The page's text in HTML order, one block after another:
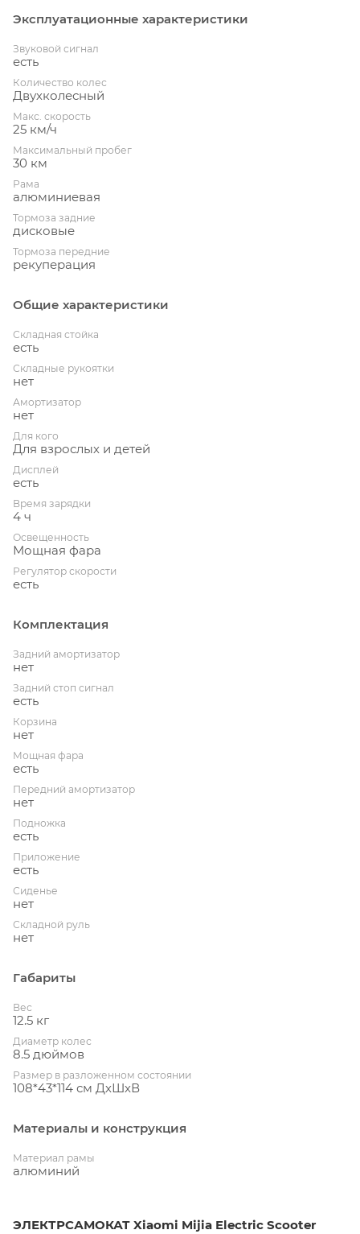
Эксплуатационные характеристики
Звуковой сигнал
есть
Количество колес
Двухколесный
Макс. скорость
25 км/ч
Максимальный пробег
30 км
Рама
алюминиевая
Тормоза задние
дисковые
Тормоза передние
рекуперация
Общие характеристики
Складная стойка
есть
Складные рукоятки
нет
Амортизатор
нет
Для кого
Для взрослых и детей
Дисплей
есть
Время зарядки
4 ч
Освещенность
Мощная фара
Регулятор скорости
есть
Комплектация
Задний амортизатор
нет
Задний стоп сигнал
есть
Корзина
нет
Мощная фара
есть
Передний амортизатор
нет
Подножка
есть
Приложение
есть
Сиденье
нет
Складной руль
нет
Габариты
Вес
12.5 кг
Диаметр колес
8.5 дюймов
Размер в разложенном состоянии
108*43*114 см ДхШхВ
Материалы и конструкция
Материал рамы
алюминий
ЭЛЕКТРСАМОКАТ Xiaomi Mijia Electric Scooter